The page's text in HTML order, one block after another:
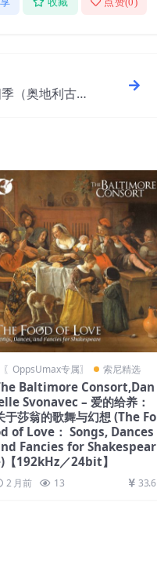
（奥地利古艺
〖OppsUmax专属〗 索尼精选
Baltimore Consort,Dan
Svonavec – 爱的给养：
于莎翁的歌舞与幻想 (The Fo
of Love： Songs, Dances
Fancies for Shakespear
【192kHz／24bit】
2 月前 13 33.6